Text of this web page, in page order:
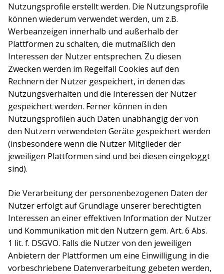
Nutzungsprofile erstellt werden. Die Nutzungsprofile
können wiederum verwendet werden, um z.B.
Werbeanzeigen innerhalb und außerhalb der
Plattformen zu schalten, die mutmaßlich den
Interessen der Nutzer entsprechen. Zu diesen
Zwecken werden im Regelfall Cookies auf den
Rechnern der Nutzer gespeichert, in denen das
Nutzungsverhalten und die Interessen der Nutzer
gespeichert werden. Ferner können in den
Nutzungsprofilen auch Daten unabhängig der von
den Nutzern verwendeten Geräte gespeichert werden
(insbesondere wenn die Nutzer Mitglieder der
jeweiligen Plattformen sind und bei diesen eingeloggt
sind).
Die Verarbeitung der personenbezogenen Daten der
Nutzer erfolgt auf Grundlage unserer berechtigten
Interessen an einer effektiven Information der Nutzer
und Kommunikation mit den Nutzern gem. Art. 6 Abs.
1 lit. f. DSGVO. Falls die Nutzer von den jeweiligen
Anbietern der Plattformen um eine Einwilligung in die
vorbeschriebene Datenverarbeitung gebeten werden,